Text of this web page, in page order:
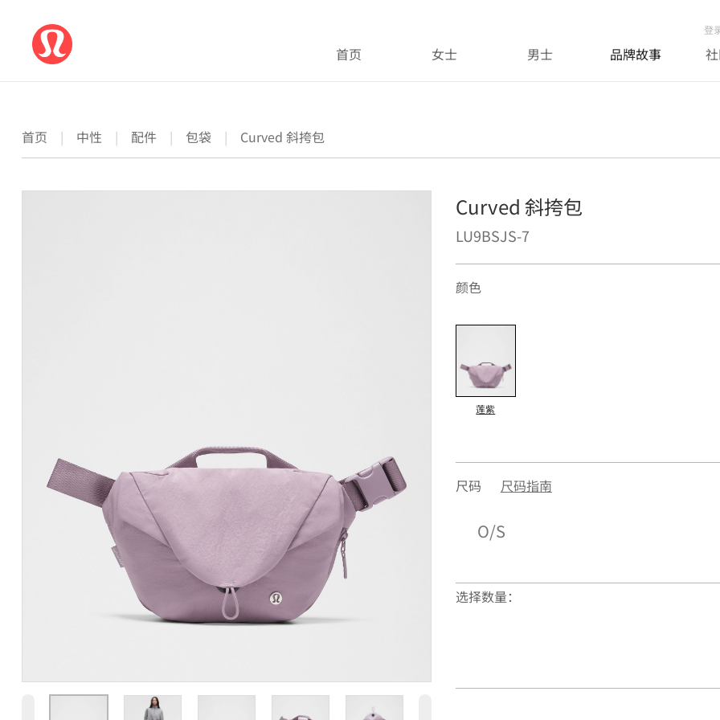
登
首页 女士 男士 品牌故事
首页 | 中性 | 配件 | 包袋 | Curved 斜挎包
Curved 斜挎包
LU9BSJS-7
颜色
莲紫
尺码 尺码指南
O/S
选择数量：